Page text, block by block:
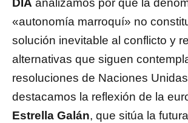
DÍA analizamos por qué la
«autonomía marroquí» no
solución inevitable al conflicto y
alternativas que siguen
resoluciones de Naciones
destacamos la reflexión de la
Estrella Galán, que sitúa la